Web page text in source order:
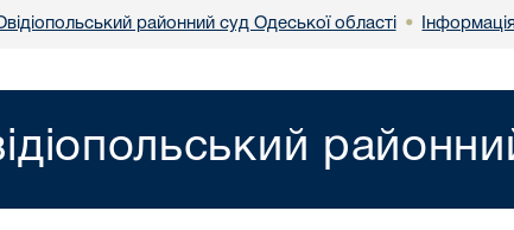
районний суд Одеської області •